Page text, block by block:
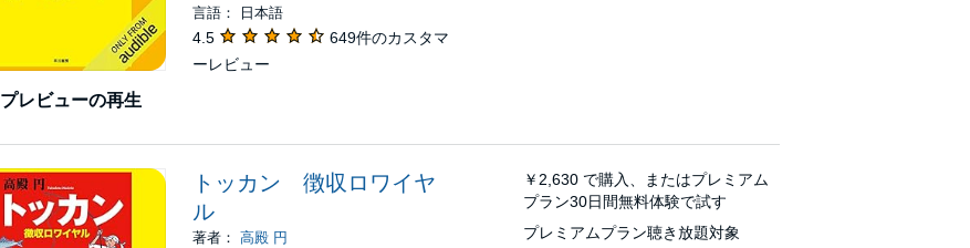
プレビューの再生
言語： 日本語
4.5
649件のカスタマ
ーレビュー
トッカン 徴収ロワイヤ
ル
著者：高殿 円
￥2,630 で購入、またはプレミアム
プラン30日間無料体験で試す
プレミアムプラン聴き放題対象